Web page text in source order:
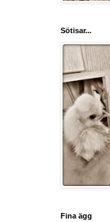
Sötisar...
Fina ägg